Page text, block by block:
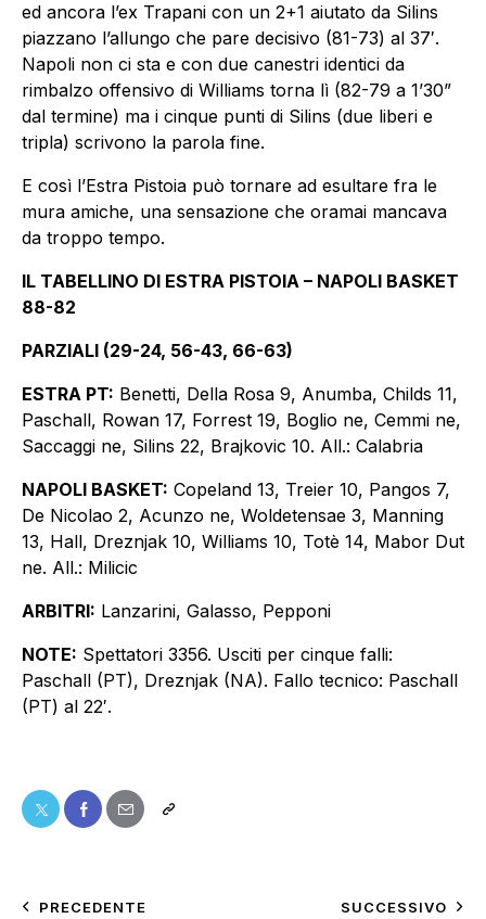
ed ancora l’ex Trapani con un 2+1 aiutato da Silins
piazzano l’allungo che pare decisivo (81-73) al 37′.
Napoli non ci sta e con due canestri identici da
rimbalzo offensivo di Williams torna lì (82-79 a 1’30”
dal termine) ma i cinque punti di Silins (due liberi e
tripla) scrivono la parola fine.
E così l’Estra Pistoia può tornare ad esultare fra le
mura amiche, una sensazione che oramai mancava
da troppo tempo.
IL TABELLINO DI ESTRA PISTOIA – NAPOLI BASKET
88-82
PARZIALI (29-24, 56-43, 66-63)
ESTRA PT: Benetti, Della Rosa 9, Anumba, Childs 11,
Paschall, Rowan 17, Forrest 19, Boglio ne, Cemmi ne,
Saccaggi ne, Silins 22, Brajkovic 10. All.: Calabria
NAPOLI BASKET: Copeland 13, Treier 10, Pangos 7,
De Nicolao 2, Acunzo ne, Woldetensae 3, Manning
13, Hall, Dreznjak 10, Williams 10, Totè 14, Mabor Dut
ne. All.: Milicic
ARBITRI: Lanzarini, Galasso, Pepponi
NOTE: Spettatori 3356. Usciti per cinque falli:
Paschall (PT), Dreznjak (NA). Fallo tecnico: Paschall
(PT) al 22′.
PRECEDENTE SUCCESSIVO